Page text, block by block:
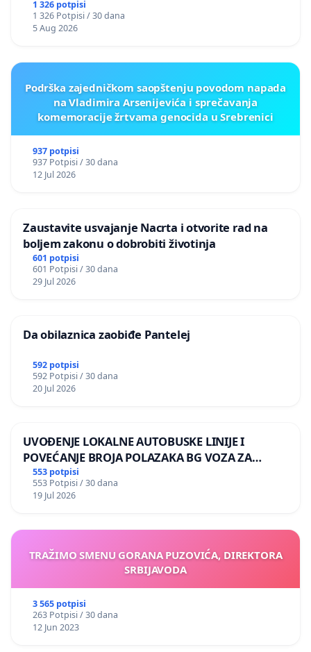
1 326 potpisi
1 326 Potpisi / 30 dana
5 Aug 2026
Podrška zajedničkom saopštenju povodom napada
na Vladimira Arsenijevića i sprečavanja
komemoracije žrtvama genocida u Srebrenici
937 potpisi
937 Potpisi / 30 dana
12 Jul 2026
Zaustavite usvajanje Nacrta i otvorite rad na
boljem zakonu o dobrobiti životinja
601 potpisi
601 Potpisi / 30 dana
29 Jul 2026
Da obilaznica zaobiđe Pantelej
592 potpisi
592 Potpisi / 30 dana
20 Jul 2026
UVOĐENJE LOKALNE AUTOBUSKE LINIJE I
POVEĆANJE BROJA POLAZAKA BG VOZA ZA
NASELJA LEVE OBALE DUNAVA
553 potpisi
553 Potpisi / 30 dana
19 Jul 2026
TRAŽIMO SMENU GORANA PUZOVIĆA, DIREKTORA
SRBIJAVODA
3 565 potpisi
263 Potpisi / 30 dana
12 Jun 2023